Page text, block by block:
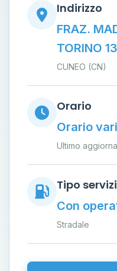
Indirizzo
FRAZ.
TORINO
CUNEO (CN)
Orario
Orario
Ultimo
Tipo
Con
Stradale